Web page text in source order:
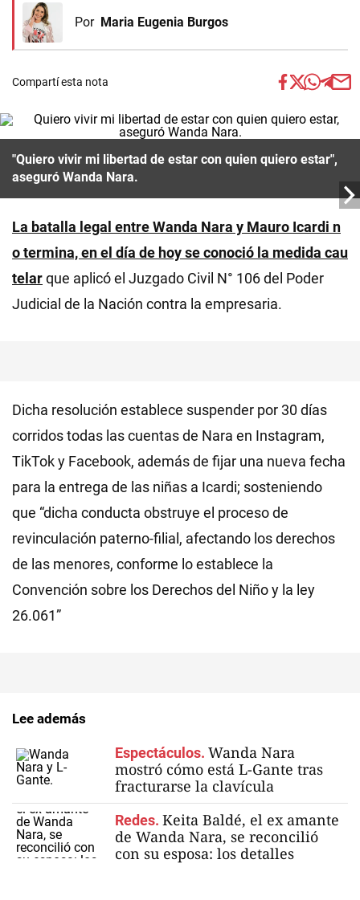
Por Maria Eugenia Burgos
Compartí esta nota
"Quiero vivir mi libertad de estar con quien quiero estar",
aseguró Wanda Nara.
La batalla legal entreWanda Nara y Mauro Icardi n
o termina, en el día de hoy se conoció la medida cau
telarque aplicó el Juzgado Civil N° 106 del Poder
Judicial de la Nación contra la empresaria.
Dicha resolución establece suspender por 30 días
corridos todas las cuentas de Nara en Instagram,
TikTok y Facebook, además de fijar una nueva fecha
para la entrega de las niñas a Icardi; sosteniendo
que “dicha conducta obstruye el proceso de
revinculación paterno-filial, afectando los derechos
de las menores, conforme lo establece la
Convención sobre los Derechos del Niño y la ley
26.061”
Lee además
Espectáculos. Wanda Nara
mostró cómo está L-Gante tras
fracturarse la clavícula
Redes. Keita Baldé, el ex amante
de Wanda Nara, se reconcilió
con su esposa: los detalles